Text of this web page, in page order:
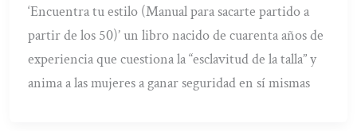
‘Encuentra tu estilo (Manual para sacarte partido a
partir de los 50)’ un libro nacido de cuarenta años de
experiencia que cuestiona la “esclavitud de la talla” y
anima a las mujeres a ganar seguridad en sí mismas